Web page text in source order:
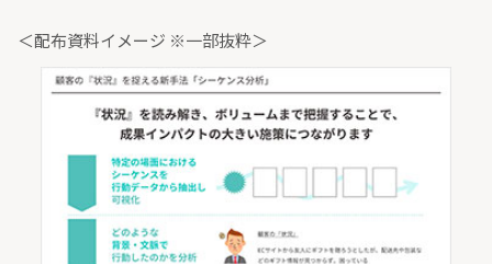
＜配布資料イメージ ※一部抜粋＞